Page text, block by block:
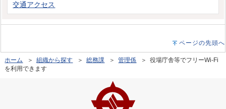
交通アクセス
ページの先頭へ
ホーム ＞組織から探す ＞総務課 ＞管理係 ＞ 役場庁舎等でフリーWi-Fi
を利用できます